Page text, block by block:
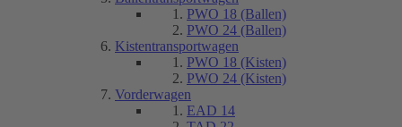
PWO 18 (Ballen)
PWO 24 (Ballen)
Kistentransportwagen
PWO 18 (Kisten)
PWO 24 (Kisten)
Vorderwagen
EAD 14